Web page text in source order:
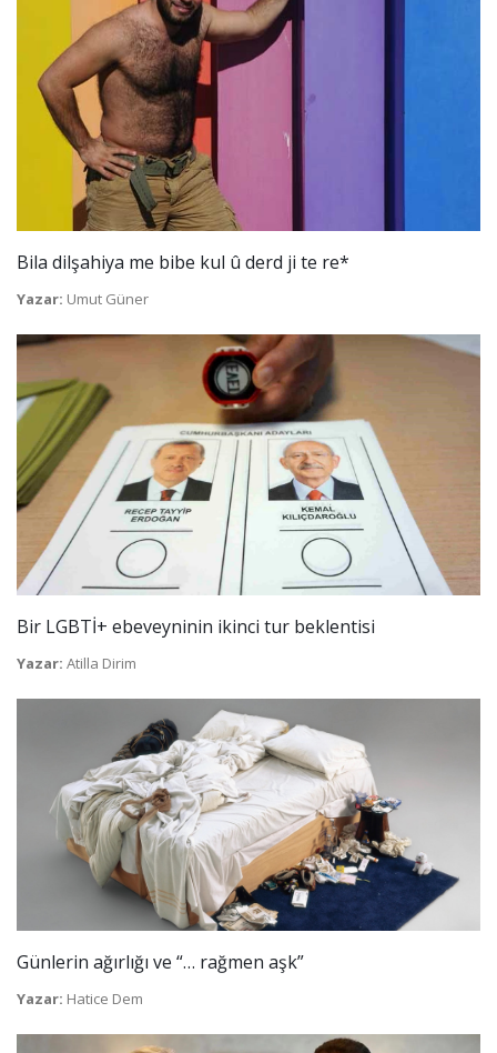
Bila dilşahiya me bibe kul û derd ji te re*
Yazar: Umut Güner
Bir LGBTİ+ ebeveyninin ikinci tur beklentisi
Yazar: Atilla Dirim
Günlerin ağırlığı ve “… rağmen aşk”
Yazar: Hatice Dem